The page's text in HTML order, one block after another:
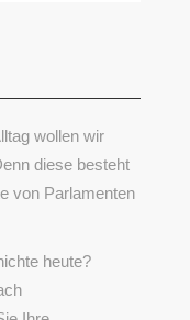
wollen wir
diese besteht
von Parlamenten
heute?